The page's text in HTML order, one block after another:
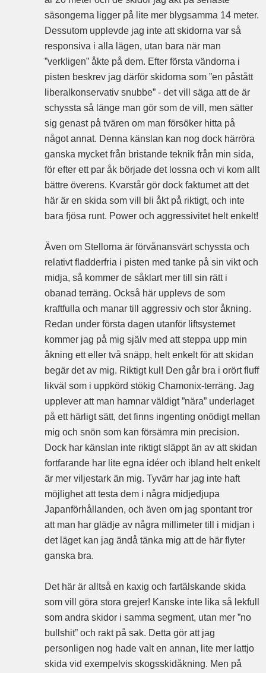
säsongerna ligger på lite mer blygsamma 14 meter.
Dessutom upplevde jag inte att skidorna var så
responsiva i alla lägen, utan bara när man
”verkligen” åkte på dem. Efter första vändorna i
pisten beskrev jag därför skidorna som ”en påstått
liberalkonservativ snubbe” - det vill säga att de är
schyssta så länge man gör som de vill, men sätter
sig genast på tvären om man försöker hitta på
något annat. Denna känslan kan nog dock härröra
ganska mycket från bristande teknik från min sida,
för efter ett par åk började det lossna och vi kom allt
bättre överens. Kvarstår gör dock faktumet att det
här är en skida som vill bli åkt på riktigt, och inte
bara fjösa runt. Power och aggressivitet helt enkelt!
Även om Stellorna är förvånansvärt schyssta och
relativt fladderfria i pisten med tanke på sin vikt och
midja, så kommer de såklart mer till sin rätt i
obanad terräng. Också här upplevs de som
kraftfulla och manar till aggressiv och stor åkning.
Redan under första dagen utanför liftsystemet
kommer jag på mig själv med att steppa upp min
åkning ett eller två snäpp, helt enkelt för att skidan
begär det av mig. Riktigt kul! Den går bra i orört fluff
likväl som i uppkörd stökig Chamonix-terräng. Jag
upplever att man hamnar väldigt ”nära” underlaget
på ett härligt sätt, det finns ingenting onödigt mellan
mig och snön som kan försämra min precision.
Dock har känslan inte riktigt släppt än av att skidan
fortfarande har lite egna idéer och ibland helt enkelt
är mer viljestark än mig. Tyvärr har jag inte haft
möjlighet att testa dem i några midjedjupa
Japanförhållanden, och även om jag spontant tror
att man har glädje av några millimeter till i midjan i
det läget kan jag ändå tänka mig att de här flyter
ganska bra.
Det här är alltså en kaxig och fartälskande skida
som vill göra stora grejer! Kanske inte lika så lekfull
som andra skidor i samma segment, utan mer ”no
bullshit” och rakt på sak. Detta gör att jag
personligen nog hade valt en annan, lite mer lattjo
skida vid exempelvis skogsskidåkning. Men på